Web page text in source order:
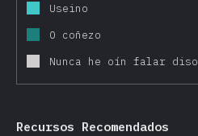
Useino
O coñezo
Nunca he oín falar diso
Recursos Recomendados